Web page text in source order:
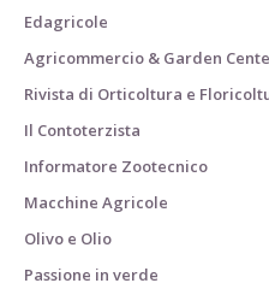
Edagricole
Agricommercio & Garden
Rivista di Orticoltura e
Il Contoterzista
Informatore Zootecnico
Macchine Agricole
Olivo e Olio
Passione in verde